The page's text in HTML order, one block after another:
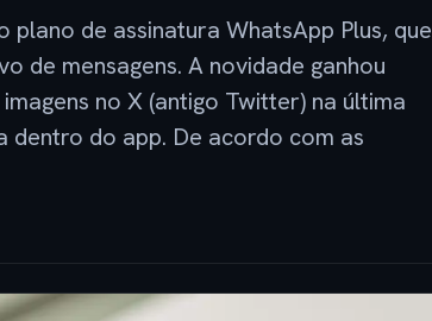
de assinatura WhatsApp Plus, que
de mensagens. A novidade ganhou
no X (antigo Twitter) na última
do app. De acordo com as